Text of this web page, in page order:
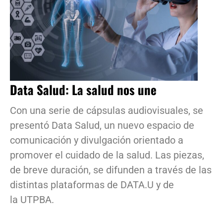
Data Salud: La salud nos une
Con una serie de cápsulas audiovisuales, se
presentó Data Salud, un nuevo espacio de
comunicación y divulgación orientado a
promover el cuidado de la salud. Las piezas,
de breve duración, se difunden a través de las
distintas plataformas de DATA.U y de
la UTPBA.